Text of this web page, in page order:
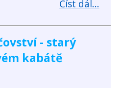
Číst dál...
- starý
kabátě